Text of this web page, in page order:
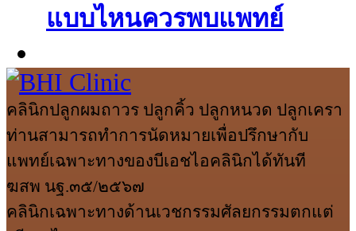
แบบไหนควรพบแพทย์
คลินิกปลูกผมถาวร ปลูกคิ้ว ปลูกหนวด ปลูกเครา
ท่านสามารถทำการนัดหมายเพื่อปรึกษากับ
แพทย์เฉพาะทางของบีเอชไอคลินิกได้ทันที
ฆสพ นฐ.๓๕/๒๕๖๗
คลินิกเฉพาะทางด้านเวชกรรมศัลยกรรมตกแต่